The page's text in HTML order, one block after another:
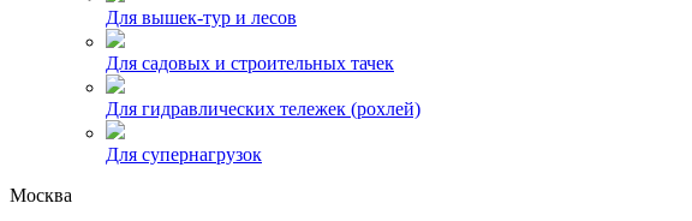
Для вышек-тур и лесов
Для садовых и строительных тачек
Для гидравлических тележек (рохлей)
Для супернагрузок
Москва